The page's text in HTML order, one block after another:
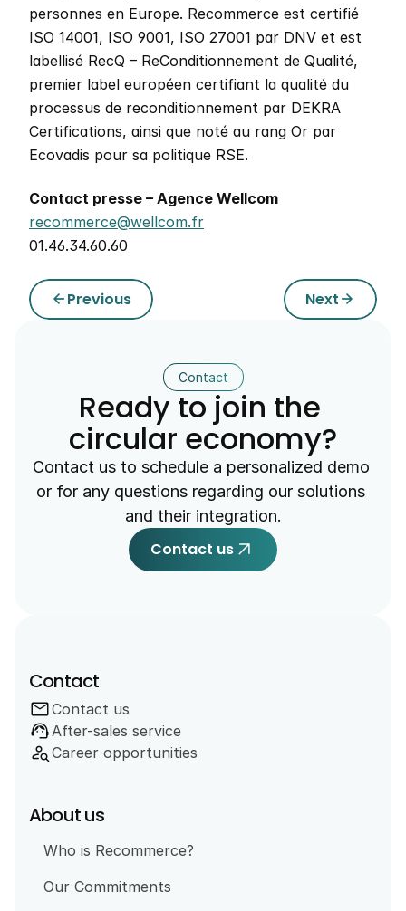
personnes en Europe. Recommerce est certifié
ISO 14001, ISO 9001, ISO 27001 par DNV et est
labellisé RecQ – ReConditionnement de Qualité,
premier label européen certifiant la qualité du
processus de reconditionnement par DEKRA
Certifications, ainsi que noté au rang Or par
Ecovadis pour sa politique RSE.
Contact presse – Agence Wellcom
recommerce@wellcom.fr
01.46.34.60.60
arrow_backPrevious Nextarrow_forward
Contact
Ready to join the
circular economy?
Contact us to schedule a personalized demo
or for any questions regarding our solutions
and their integration.
Contact us arrow_outward
Contact
mailContact us
support_agentAfter-sales service
person_search Career opportunities
About us
Who is Recommerce?
Our Commitments